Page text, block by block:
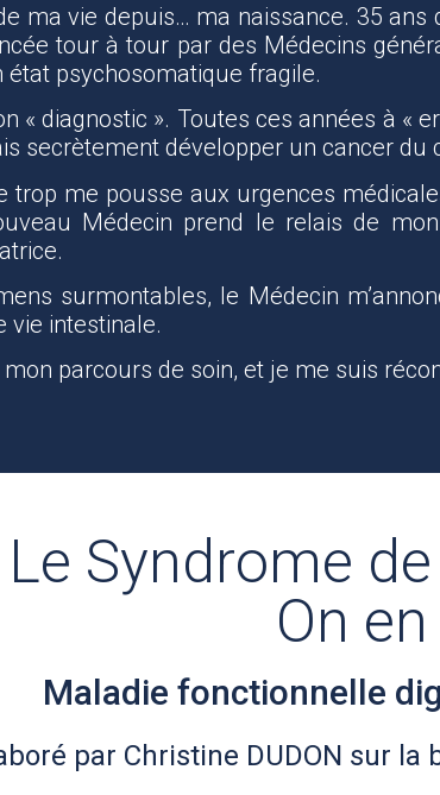
ma vie depuis… ma naissance. 35 ans
tour à tour par des Médecins
état psychosomatique fragile.
« diagnostic ». Toutes ces années à
secrètement développer un cancer
trop me pousse aux urgences
Médecin prend le relais de
surmontables, le Médecin
vie intestinale.
parcours de soin, et je me suis
Le Syndrome
On
Maladie fonctionnelle
par Christine DUDON sur